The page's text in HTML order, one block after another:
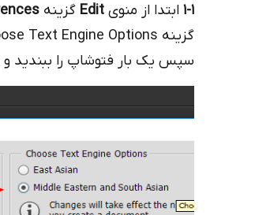
1-1 ابتدا از منوی Edit گزینه
گزینه Choose Text Engine Options را بیابید و
سپس یک بار فتوشاپ را ببندید و